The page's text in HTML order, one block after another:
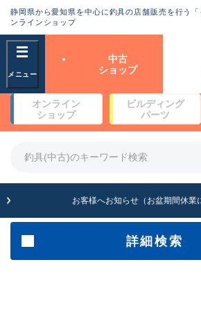
静岡県から愛知県を中心に釣具の店舗販売を行う
ンラインショップ
中古
ショップ
オンライン
ショップ
ビルディング
パーツ
お客様へお知らせ（お盆期間休業
詳細検索
フリーワード
商品カテゴリ
竿・ルアーロッド(64312)
その他・雑品(1064)
ランクとは？
良
新古品（メ
入れた未使
※店頭展示
ものも含む
傷が極めて